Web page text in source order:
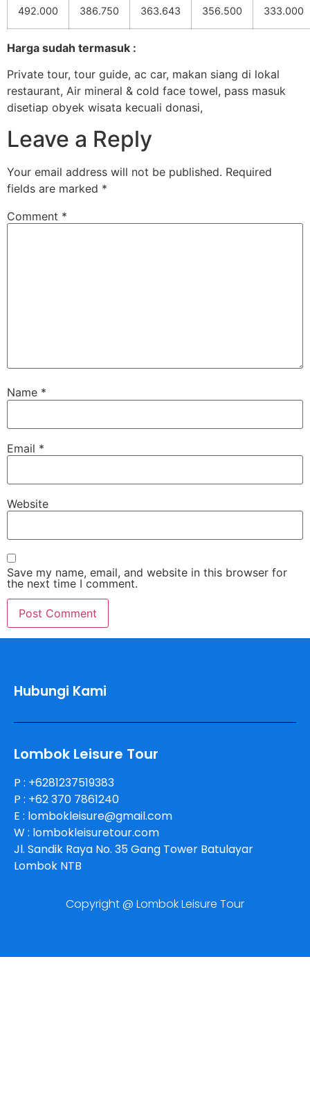
492.000 386.750 363.643 356.500 333.000
Harga sudah termasuk :
Private tour, tour guide, ac car, makan siang di lokal
restaurant, Air mineral & cold face towel, pass masuk
disetiap obyek wisata kecuali donasi,
Leave a Reply
Your email address will not be published. Required
fields are marked *
Comment *
Name *
Email *
Website
Save my name, email, and website in this browser for
the next time I comment.
Hubungi Kami
Lombok Leisure Tour
P : +6281237519383
P : +62 370 7861240
E : lombokleisure@gmail.com
W : lombokleisuretour.com
Jl. Sandik Raya No. 35 Gang Tower Batulayar
Lombok NTB
Copyright @ Lombok Leisure Tour